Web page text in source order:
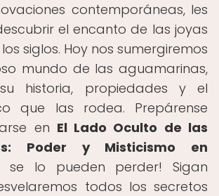
contemporáneas, les
el encanto de las joyas
siglos. Hoy nos sumergiremos
mundo de las aguamarinas,
historia, propiedades y el
que las rodea. Prepárense
en El Lado Oculto de las
Poder y Misticismo en
se lo pueden perder! Sigan
todos los secretos